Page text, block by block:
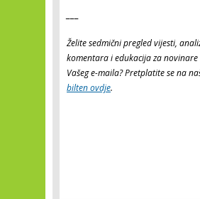
Želite sedmični pregled vijesti,
komentara i edukacija za
Vašeg e-maila? Pretplatite se na
bilten ovdje.